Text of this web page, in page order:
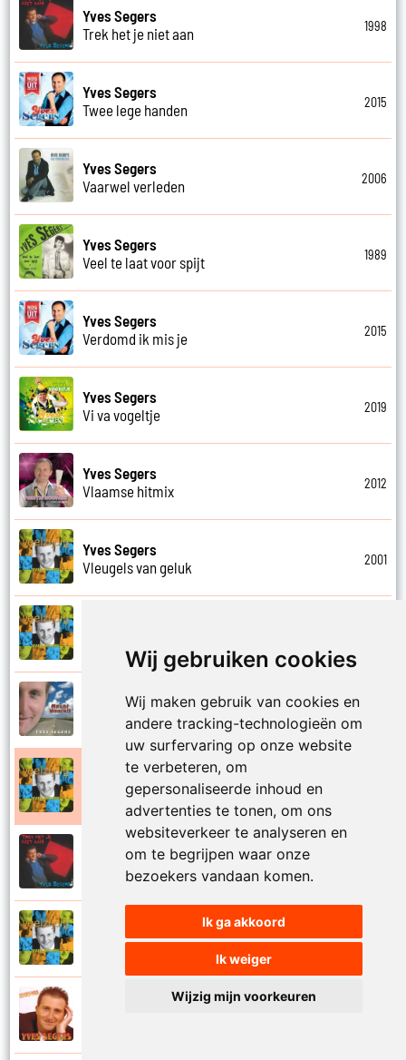
Wij gebruiken cookies
Wij maken gebruik van cookies en
andere tracking-technologieën om
uw surfervaring op onze website
te verbeteren, om
gepersonaliseerde inhoud en
advertenties te tonen, om ons
websiteverkeer te analyseren en
om te begrijpen waar onze
bezoekers vandaan komen.
Ik ga akkoord
Ik weiger
Wijzig mijn voorkeuren
Yves Segers
Trek het je niet aan
1998
Yves Segers
Twee lege handen
2015
Yves Segers
Vaarwel verleden
2006
Yves Segers
Veel te laat voor spijt
1989
Yves Segers
Verdomd ik mis je
2015
Yves Segers
Vi va vogeltje
2019
Yves Segers
Vlaamse hitmix
2012
Yves Segers
Vleugels van geluk
2001
Yves Segers
Yves Segers
Voor je gaat
Yves Segers
Voor jou
Vriendschap